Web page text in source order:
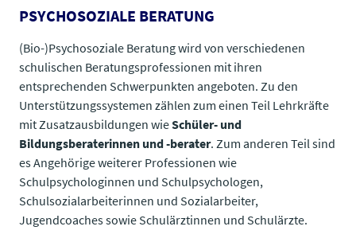
PSYCHOSOZIALE BERATUNG
​​​​​​​(Bio-)Psychosoziale Beratung wird von verschiedenen
schulischen Beratungsprofessionen mit ihren
entsprechenden Schwerpunkten angeboten. Zu den
Unterstützungssystemen zählen zum einen Teil Lehrkräfte
mit Zusatzausbildungen wieSchüler- und
Bildungsberaterinnen und -berater. Zum anderen Teil sind
es Angehörige weiterer Professionen wie
Schulpsychologinnen und Schulpsychologen,
Schulsozialarbeiterinnen und Sozialarbeiter,
Jugendcoaches sowie Schulärztinnen und Schulärzte.